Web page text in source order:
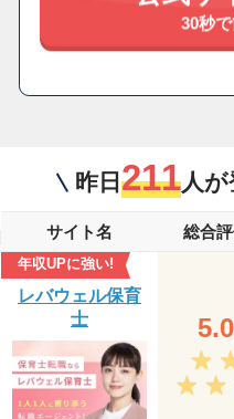
30秒で
昨日 211人
サイト名 総合
年収UPに強い!
レバウェル保育
士
5.0